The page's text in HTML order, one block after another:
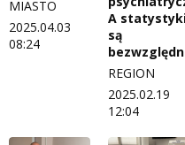
MIASTO
2025.04.03
08:24
A
są
REGION
2025.02.19
12:04